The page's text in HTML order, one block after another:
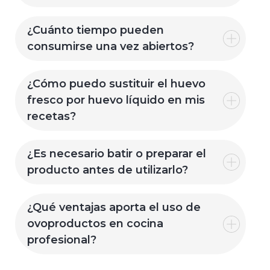
¿Cuánto tiempo pueden
consumirse una vez abiertos?
¿Cómo puedo sustituir el huevo
fresco por huevo líquido en mis
recetas?
¿Es necesario batir o preparar el
producto antes de utilizarlo?
¿Qué ventajas aporta el uso de
ovoproductos en cocina
profesional?